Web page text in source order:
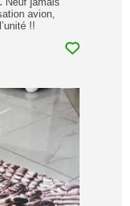
avion,
!!